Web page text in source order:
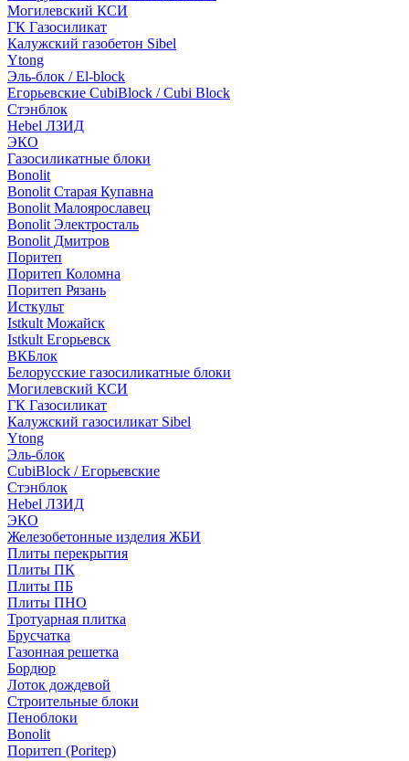
Могилевский КСИ
ГК Газосиликат
Калужский газобетон Sibel
Ytong
Эль-блок / El-block
Егорьевские CubiBlock / Cubi Block
Стэнблок
Hebel ЛЗИД
ЭКО
Газосиликатные блоки
Bonolit
Bonolit Старая Купавна
Bonolit Малоярославец
Bonolit Электросталь
Bonolit Дмитров
Поритеп
Поритеп Коломна
Поритеп Рязань
Исткульт
Istkult Можайск
Istkult Егорьевск
ВКБлок
Белорусские газосиликатные блоки
Могилевский КСИ
ГК Газосиликат
Калужский газосиликат Sibel
Ytong
Эль-блок
CubiBlock / Егорьевские
Стэнблок
Hebel ЛЗИД
ЭКО
Железобетонные изделия ЖБИ
Плиты перекрытия
Плиты ПК
Плиты ПБ
Плиты ПНО
Тротуарная плитка
Брусчатка
Газонная решетка
Бордюр
Лоток дождевой
Строительные блоки
Пеноблоки
Bonolit
Поритеп (Poritep)